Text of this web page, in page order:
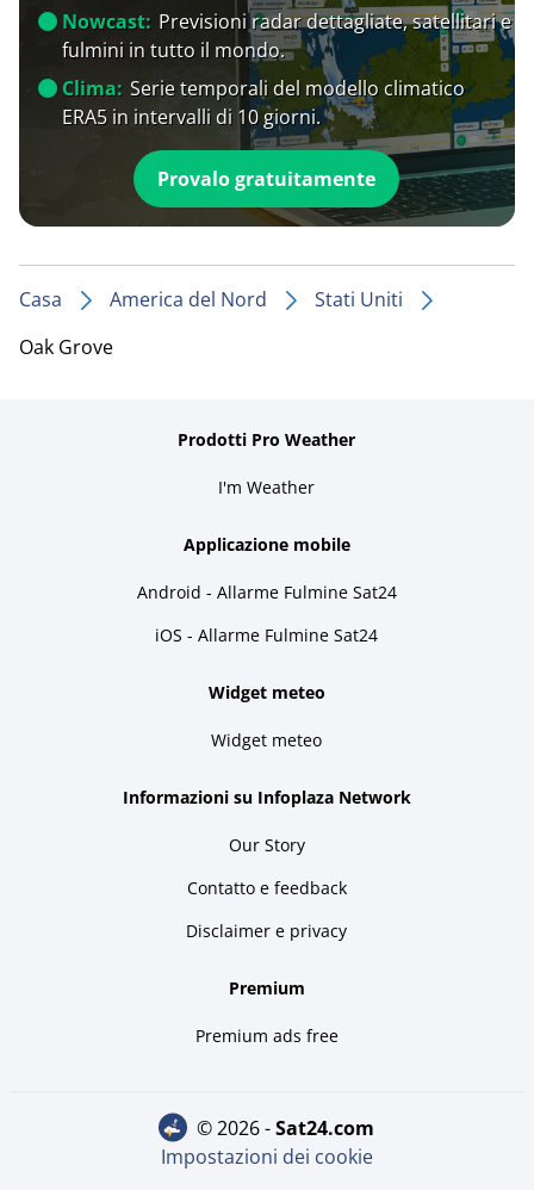
Nowcast: Previsioni radar dettagliate, satellitari e
fulmini in tutto il mondo.
Clima: Serie temporali del modello climatico
ERA5 in intervalli di 10 giorni.
Provalo gratuitamente
Casa America del Nord
Stati Uniti
Oak Grove
Prodotti Pro Weather
I'm Weather
Applicazione mobile
Android - Allarme Fulmine Sat24
iOS - Allarme Fulmine Sat24
Widget meteo
Widget meteo
Informazioni su Infoplaza Network
Our Story
Contatto e feedback
Disclaimer e privacy
Premium
Premium ads free
© 2026 - sat24.com
Impostazioni dei cookie